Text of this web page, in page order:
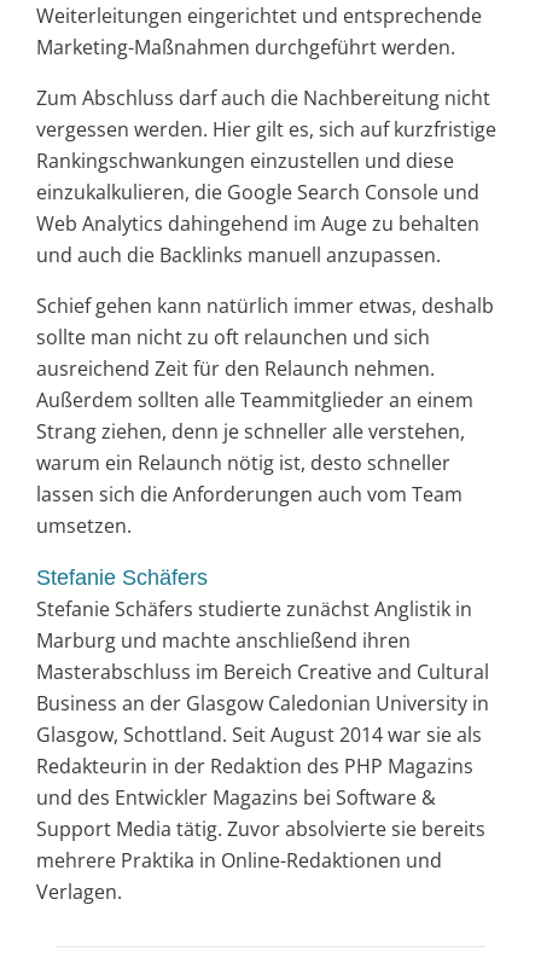
Weiterleitungen eingerichtet und entsprechende
Marketing-Maßnahmen durchgeführt werden.
Zum Abschluss darf auch die Nachbereitung nicht
vergessen werden. Hier gilt es, sich auf kurzfristige
Rankingschwankungen einzustellen und diese
einzukalkulieren, die Google Search Console und
Web Analytics dahingehend im Auge zu behalten
und auch die Backlinks manuell anzupassen.
Schief gehen kann natürlich immer etwas, deshalb
sollte man nicht zu oft relaunchen und sich
ausreichend Zeit für den Relaunch nehmen.
Außerdem sollten alle Teammitglieder an einem
Strang ziehen, denn je schneller alle verstehen,
warum ein Relaunch nötig ist, desto schneller
lassen sich die Anforderungen auch vom Team
umsetzen.
Stefanie Schäfers
Stefanie Schäfers studierte zunächst Anglistik in
Marburg und machte anschließend ihren
Masterabschluss im Bereich Creative and Cultural
Business an der Glasgow Caledonian University in
Glasgow, Schottland. Seit August 2014 war sie als
Redakteurin in der Redaktion des PHP Magazins
und des Entwickler Magazins bei Software &
Support Media tätig. Zuvor absolvierte sie bereits
mehrere Praktika in Online-Redaktionen und
Verlagen.